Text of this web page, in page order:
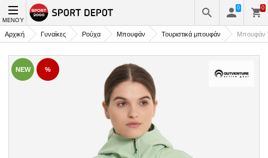
ΜΕΝΟΎ
0 0
Αρχική Γυναίκες Ρούχα Μπουφάν Τουριστικά μπουφάν Μπουφάν
NEW %